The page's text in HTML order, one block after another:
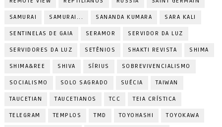
SAMURAI SAMURAI... SANANDA KUMARA SARA KALI
SENTINELAS DE GAIA SERAMOR SERVIDOR DA LUZ
SERVIDORES DA LUZ SETÊNIOS SHAKTI REVISTA SHIMA
SHIMA&REE SHIVA SÍRIUS SOBREVIVENCIALISMO
SOCIALISMO SOLO SAGRADO SUÉCIA TAIWAN
TAUCETIAN TAUCETIANOS TCC TEIA CRÍSTICA
TELEGRAM TEMPLOS TMD TOYOHASHI TOYOKAWA